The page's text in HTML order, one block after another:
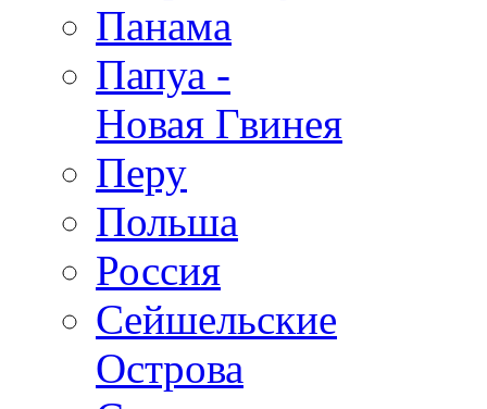
Панама
Папуа -
Новая Гвинея
Перу
Польша
Россия
Сейшельские
Острова